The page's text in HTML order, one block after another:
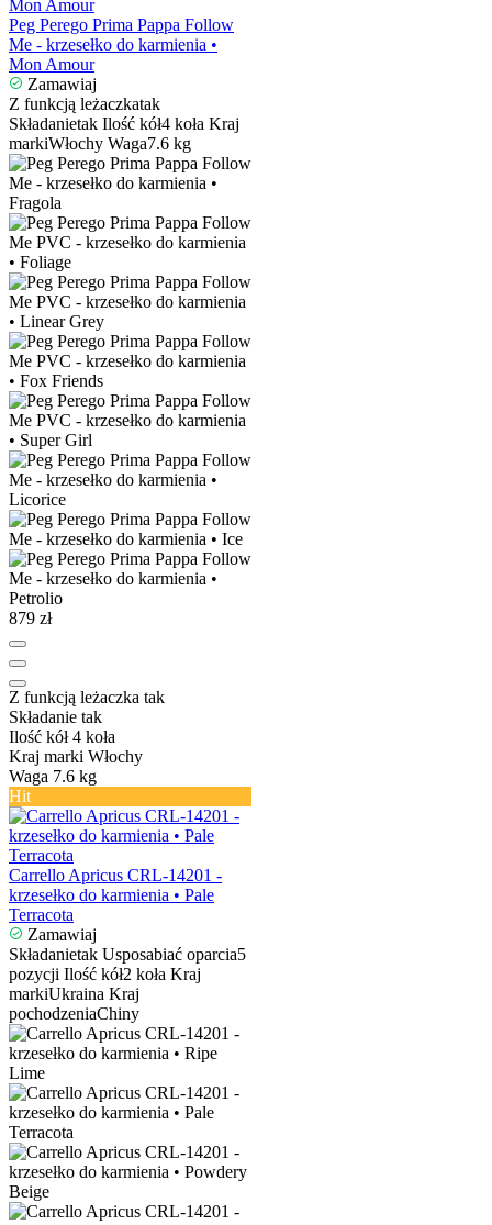
Peg Perego Prima Pappa Follow
Me - krzesełko do karmienia •
Mon Amour
Zamawiaj
Z funkcją leżaczkatak
Składanietak Ilość kół4 koła Kraj
markiWłochy Waga7.6 kg
879 zł
Z funkcją leżaczka tak
Składanie tak
Ilość kół 4 koła
Kraj marki Włochy
Waga 7.6 kg
Hit
Carrello Apricus CRL-14201 -
krzesełko do karmienia • Pale
Terracota
Zamawiaj
Składanietak Usposabiać oparcia5
pozycji Ilość kół2 koła Kraj
markiUkraina Kraj
pochodzeniaChiny